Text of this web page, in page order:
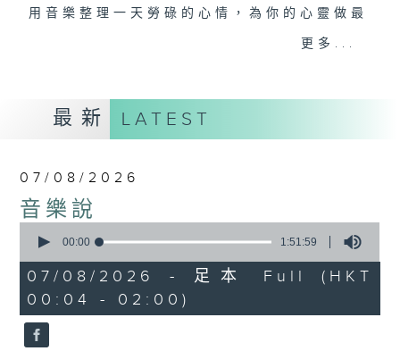
用音樂整理一天勞碌的心情，為你的心靈做最
更多...
最新 LATEST
07/08/2026
音樂說
seconds
1
hour,
51
minutes,
59
seconds
00:00 1:51:59
07/08/2026 - 足本 Full (HKT
00:04 - 02:00)